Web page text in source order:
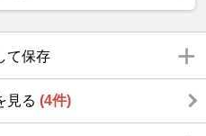
て保存
見る (4件)